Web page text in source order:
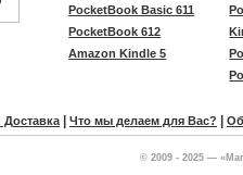
PocketBook Basic 611
PocketBook 612
Amazon Kindle 5
Доставка Что мы делаем для Вас?
© 2009 - 2025 —